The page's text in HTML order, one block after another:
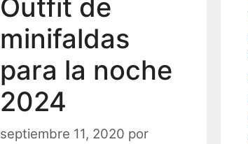
Outfit de
minifaldas
para la noche
2024
septiembre 11, 2020 por